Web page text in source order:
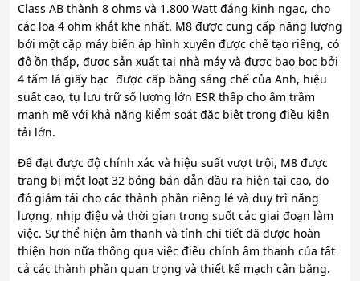
Class AB thành 8 ohms và 1.800 Watt đáng kinh ngạc, cho
các loa 4 ohm khắt khe nhất. M8 được cung cấp năng lượng
bởi một cặp máy biến áp hình xuyến được chế tạo riêng, có
độ ồn thấp, được sản xuất tại nhà máy và được bao bọc bởi
4 tấm lá giấy bạc được cấp bằng sáng chế của Anh, hiệu
suất cao, tụ lưu trữ số lượng lớn ESR thấp cho âm trầm
mạnh mẽ với khả năng kiểm soát đặc biệt trong điều kiện
tải lớn.
Để đạt được độ chính xác và hiệu suất vượt trội, M8 được
trang bị một loạt 32 bóng bán dẫn đầu ra hiện tại cao, do
đó giảm tải cho các thành phần riêng lẻ và duy trì năng
lượng, nhịp điệu và thời gian trong suốt các giai đoạn làm
việc. Sự thể hiện âm thanh và tính chi tiết đã được hoàn
thiện hơn nữa thông qua việc điều chỉnh âm thanh của tất
cả các thành phần quan trọng và thiết kế mạch cân bằng.